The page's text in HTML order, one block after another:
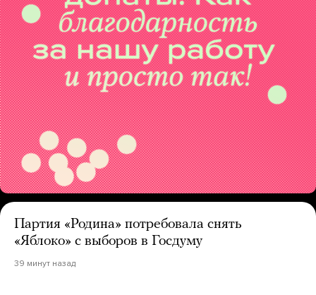
Партия «Родина» потребовала снять
«Яблоко» с выборов в Госдуму
39 минут назад